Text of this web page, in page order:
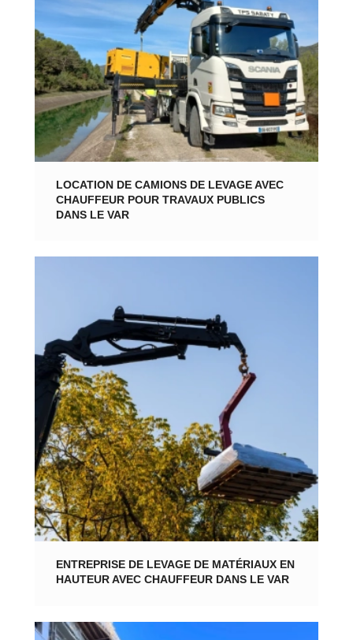
LOCATION DE CAMIONS DE LEVAGE AVEC
CHAUFFEUR POUR TRAVAUX PUBLICS
DANS LE VAR
ENTREPRISE DE LEVAGE DE MATÉRIAUX EN
HAUTEUR AVEC CHAUFFEUR DANS LE VAR